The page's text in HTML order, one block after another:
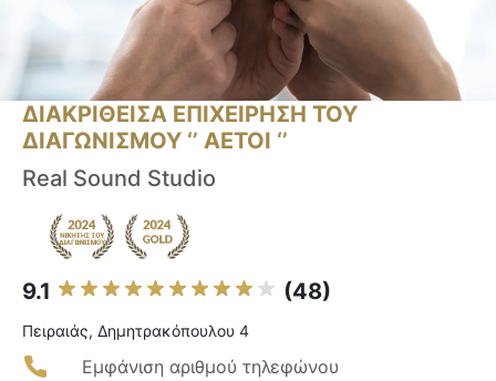
ΔΙΑΚΡΙΘΕΙΣΑ ΕΠΙΧΕΙΡΗΣΗ ΤΟΥ
ΔΙΑΓΩΝΙΣΜΟΥ ‘’ ΑΕΤΟΙ ‘’
Real Sound Studio
9.1 (48)
Πειραιάς, Δημητρακόπουλου 4
Εμφάνιση αριθμού τηλεφώνου